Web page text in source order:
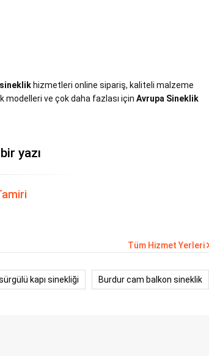
hizmetleri online sipariş, kaliteli malzeme
modelleri ve çok daha fazlası için Avrupa Sineklik
yazı
Tüm Hizmet Yerleri
kapı sinekliği Burdur cam balkon sineklik